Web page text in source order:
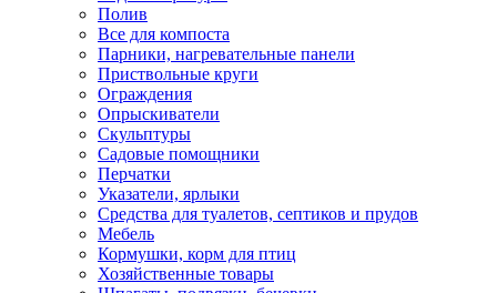
Полив
Все для компоста
Парники, нагревательные панели
Приствольные круги
Ограждения
Опрыскиватели
Скульптуры
Садовые помощники
Перчатки
Указатели, ярлыки
Средства для туалетов, септиков и прудов
Мебель
Кормушки, корм для птиц
Хозяйственные товары